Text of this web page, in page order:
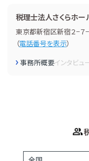
税理士法人さくらホー
東京都新宿区新宿２−
（電話番号を表示）
事務所概要インタビュ